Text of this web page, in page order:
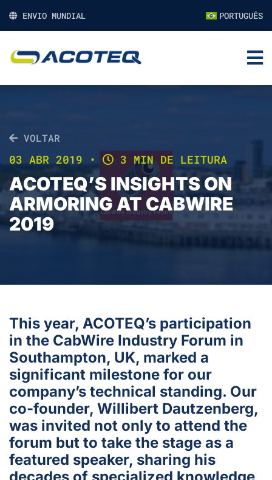
ENVIO MUNDIAL PORTUGUÊS
VOLTAR
03 ABR 2019 • 3 MIN DE LEITURA
ACOTEQ’S INSIGHTS ON
ARMORING AT CABWIRE
2019
This year, ACOTEQ’s participation
in the CabWire Industry Forum in
Southampton, UK, marked a
significant milestone for our
company’s technical standing. Our
co-founder, Willibert Dautzenberg,
was invited not only to attend the
forum but to take the stage as a
featured speaker, sharing his